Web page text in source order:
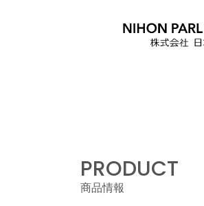
PRODUCT
商品情報